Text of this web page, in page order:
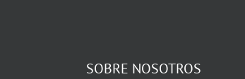
SOBRE NOSOTROS